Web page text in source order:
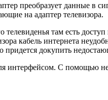
преобразует данные в
на адаптер телевизора.
там есть
кабель интернета
придется докупить
интерфейсом. С помощью